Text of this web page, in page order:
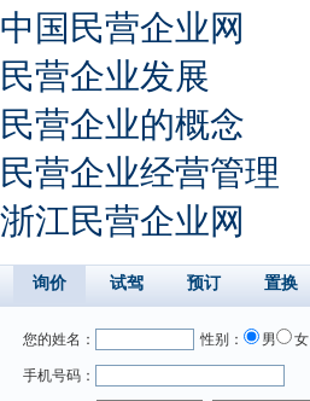
中国民营企业网
民营企业发展
民营企业的概念
民营企业经营管理
浙江民营企业网
询价 试驾 预订 置换
您的姓名： 性别： 男 女
手机号码：